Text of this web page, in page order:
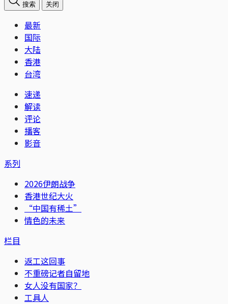
搜索 关闭
最新
国际
大陆
香港
台湾
速递
解读
评论
播客
影音
系列
2026伊朗战争
香港世纪大火
“中国有稀土”
情色的未来
栏目
返工这回事
不重磅记者自留地
女人没有国家？
工具人